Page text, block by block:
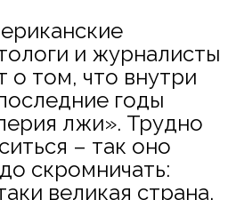
и журналисты
о том, что внутри
годы
лжи». Трудно
– так оно
скромничать:
великая страна,